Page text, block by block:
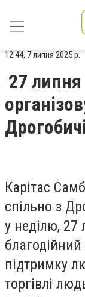
12:44, 7 липня 2025 р.
27 липня
Карітас
спільно з
у неділю, 27
благодійний
підтримку
торгівлі